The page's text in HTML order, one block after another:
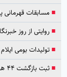
■مسابقات قهرمانی
■روایتی از روز
■تولیدات بومی
■ثبت بازگشت ۴۴ هزار و ۷۹۸ زائر از مرز مهران